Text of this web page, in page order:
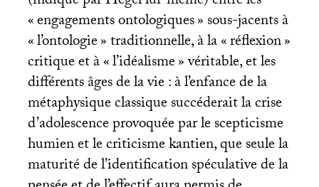
«engagements ontologiques» sous-jacents à
«l’ontologie» traditionnelle, à la «réflexion»
critique et à «l’idéalisme» véritable, et les
différents âges de la vie : à l’enfance de la
métaphysique classique succéderait la crise
d’adolescence provoquée par le scepticisme
humien et le criticisme kantien, que seule la
maturité de l’identification spéculative de la